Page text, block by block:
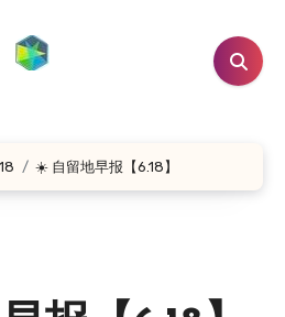
18 ☀️ 自留地早报【6.18】